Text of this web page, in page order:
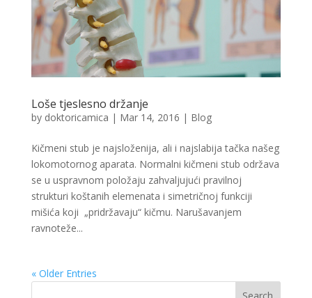
Loše tjeslesno držanje
by doktoricamica | Mar 14, 2016 | Blog
Kičmeni stub je najsloženija, ali i najslabija tačka našeg
lokomotornog aparata. Normalni kičmeni stub održava
se u uspravnom položaju zahvaljujući pravilnoj
strukturi koštanih elemenata i simetričnoj funkciji
mišića koji „pridržavaju“ kičmu. Narušavanjem
ravnoteže...
« Older Entries